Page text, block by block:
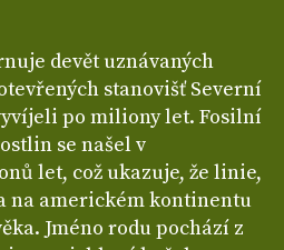
devět uznávaných
stanovišť Severní
po miliony let. Fosilní
se našel v
let, což ukazuje, že linie,
na americkém kontinentu
Jméno rodu pochází z